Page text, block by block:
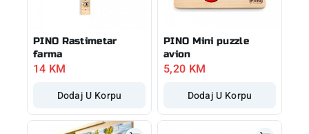
PINO Rastimetar
farma
14 KM
Dodaj U Korpu
PINO Mini puzzle
avion
5,20 KM
Dodaj U Korpu